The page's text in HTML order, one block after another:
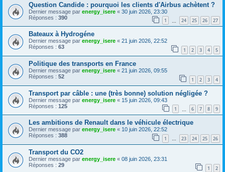
Question Candide : pourquoi les clients d'Airbus achètent ?
Dernier message par energy_isere « 30 juin 2026, 23:30
Réponses : 390 1 24 25 26 27
Bateaux à Hydrogéne
Dernier message par energy_isere « 21 juin 2026, 22:52
Réponses : 63 1 2 3 4 5
Politique des transports en France
Dernier message par energy_isere « 21 juin 2026, 09:55
Réponses : 52 1 2 3 4
Transport par câble : une (très bonne) solution négligée ?
Dernier message par energy_isere « 15 juin 2026, 09:43
Réponses : 125 1 6 7 8 9
Les ambitions de Renault dans le véhicule électrique
Dernier message par energy_isere « 10 juin 2026, 22:52
Réponses : 388 1 … 23 24 25 26
Transport du CO2
Dernier message par energy_isere « 08 juin 2026, 23:31
Réponses : 29 1 2